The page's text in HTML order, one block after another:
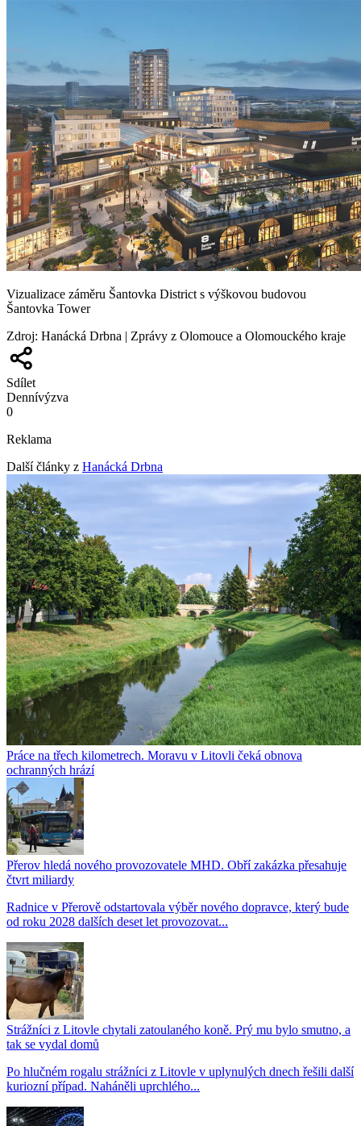
Vizualizace záměru Šantovka District s výškovou budovou
Šantovka Tower
Zdroj: Hanácká Drbna | Zprávy z Olomouce a Olomouckého kraje
Sdílet
Dennívýzva
0
Reklama
Další články z Hanácká Drbna
Práce na třech kilometrech. Moravu v Litovli čeká obnova
ochranných hrází
Přerov hledá nového provozovatele MHD. Obří zakázka přesahuje
čtvrt miliardy
Radnice v Přerově odstartovala výběr nového dopravce, který bude
od roku 2028 dalších deset let provozovat...
Strážníci z Litovle chytali zatoulaného koně. Prý mu bylo smutno, a
tak se vydal domů
Po hlučném rogalu strážníci z Litovle v uplynulých dnech řešili další
kuriozní případ. Naháněli uprchlého...